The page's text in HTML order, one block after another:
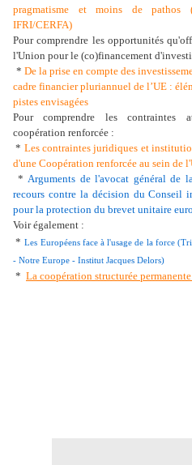
pragmatisme et moins de pathos
IFRI/CERFA)
Pour comprendre les opportunités
l'Union pour le (co)financement
* De la prise en compte des
cadre financier pluriannuel de l’UE :
pistes envisagées
Pour comprendre les contraintes
coopération renforcée :
* Les contraintes juridiques et
d'une Coopération renforcée au sein de
*Arguments de l'avocat général de
recours contre la décision du Conseil
pour la protection du brevet unitaire
Voir également :
* Les Européens face à l'usage de la force
- Notre Europe - Institut Jacques Delors)
* La coopération structurée